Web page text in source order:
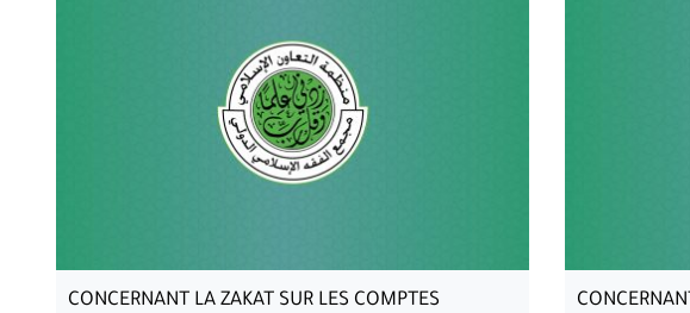
BLOQUÉS,
CONCERNANT LA ZAKAT SUR LES COMPTES